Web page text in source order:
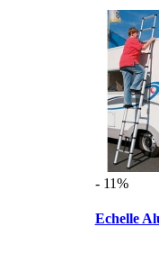
- 11%
Echelle